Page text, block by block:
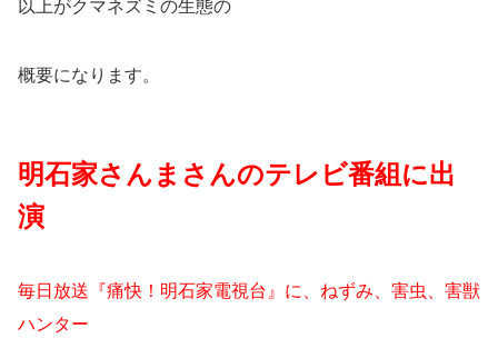
以上がクマネズミの生態の
概要になります。
明石家さんまさんのテレビ番組に出
演
毎日放送『痛快！明石家電視台』に、ねずみ、害虫、害獣
ハンター